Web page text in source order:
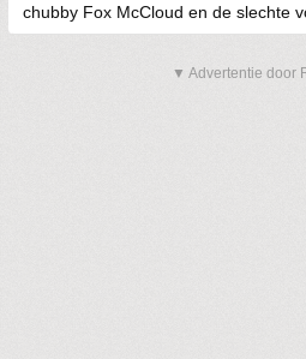
chubby Fox McCloud en de slechte
▼ Advertentie door